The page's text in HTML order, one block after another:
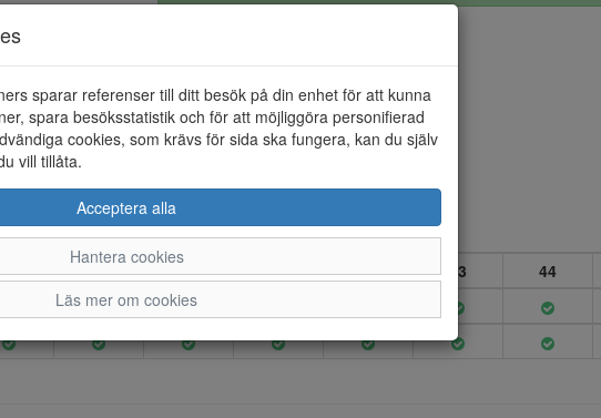
38 39 40 41 42 43 44
sparar referenser till ditt besök på din enhet för att kunna
spara besöksstatistik och för att möjliggöra personifierad
cookies, som krävs för sida ska fungera, kan du själv
vill tillåta.
Acceptera alla
Hantera cookies
Läs mer om cookies